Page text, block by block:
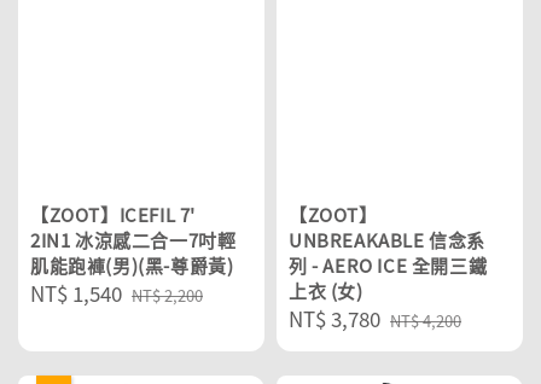
【ZOOT】ICEFIL 7'
2IN1 冰涼感二合一7吋輕
肌能跑褲(男)(黑-尊爵黃)
Sale
NT$ 1,540 Regular
NT$ 2,200
【ZOOT】
UNBREAKABLE 信念系
列 - AERO ICE 全開三鐵
上衣 (女)
Sale
price
NT$ 3,780 Regular
price
NT$ 4,200